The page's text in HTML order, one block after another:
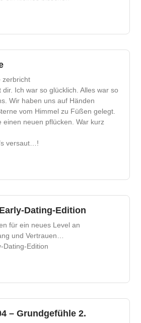
zerbricht
dir. Ich war so glücklich. Alles war so
Wir haben uns auf Händen
vom Himmel zu Füßen gelegt.
einen neuen pflücken. War kurz
versaut…!
Dating-Edition
für ein neues Level an
und Vertrauen…
Dating-Edition
– Grundgefühle 2.